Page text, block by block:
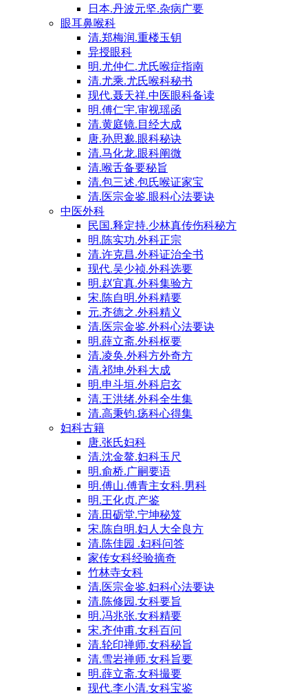
日本.丹波元坚.杂病广要
眼耳鼻喉科
清.郑梅润.重楼玉钥
异授眼科
明.尤仲仁.尤氏喉症指南
清.尤乘.尤氏喉科秘书
现代.聂天祥.中医眼科备读
明.傅仁宇.审视瑶函
清.黄庭镜.目经大成
唐.孙思邈.眼科秘诀
清.马化龙.眼科阐微
清.喉舌备要秘旨
清.包三述.包氏喉证家宝
清.医宗金鉴.眼科心法要诀
中医外科
民国.释定持.少林真传伤科秘方
明.陈实功.外科正宗
清.许克昌.外科证治全书
现代.吴少祯.外科选要
明.赵宜真.外科集验方
宋.陈自明.外科精要
元.齐德之.外科精义
清.医宗金鉴.外科心法要诀
明.薛立斋.外科枢要
清.凌奂.外科方外奇方
清.祁坤.外科大成
明.申斗垣.外科启玄
清.王洪绪.外科全生集
清.高秉钧.疡科心得集
妇科古籍
唐.张氏妇科
清.沈金鳌.妇科玉尺
明.俞桥.广嗣要语
明.傅山.傅青主女科.男科
明.王化贞.产鉴
清.田砺堂.宁坤秘笈
宋.陈自明.妇人大全良方
清.陈佳园 .妇科问答
家传女科经验摘奇
竹林寺女科
清.医宗金鉴.妇科心法要诀
清.陈修园.女科要旨
明.冯兆张.女科精要
宋.齐仲甫.女科百问
清.轮印禅师.女科秘旨
清.雪岩禅师.女科旨要
明.薛立斋.女科撮要
现代.李小清.女科宝鉴